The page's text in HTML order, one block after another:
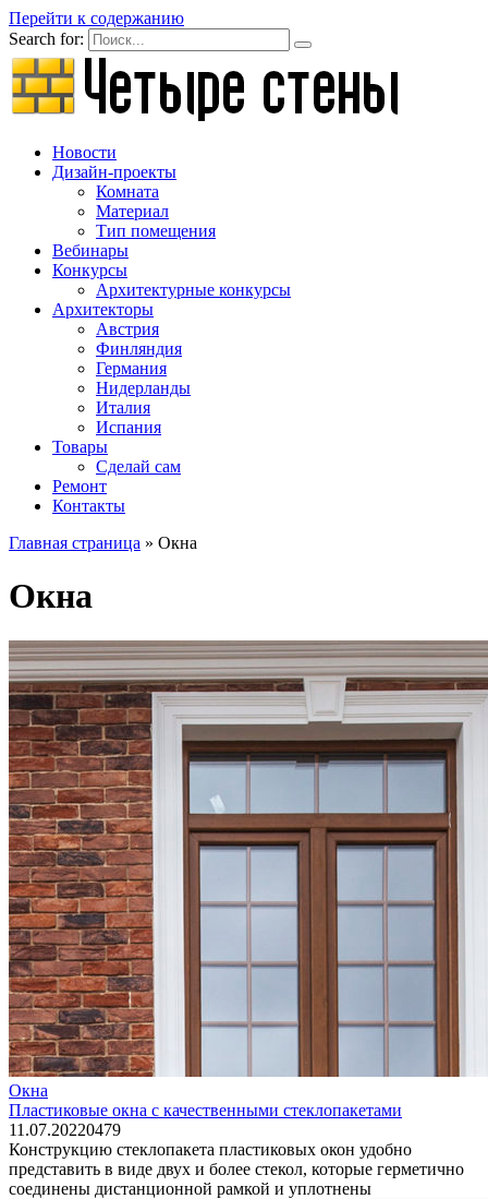
Перейти к содержанию
Search for:
Новости
Дизайн-проекты
Комната
Материал
Тип помещения
Вебинары
Конкурсы
Архитектурные конкурсы
Архитекторы
Австрия
Финляндия
Германия
Нидерланды
Италия
Испания
Товары
Сделай сам
Ремонт
Контакты
Главная страница » Окна
Окна
Окна
Пластиковые окна с качественными стеклопакетами
11.07.20220479
Конструкцию стеклопакета пластиковых окон удобно
представить в виде двух и более стекол, которые герметично
соединены дистанционной рамкой и уплотнены